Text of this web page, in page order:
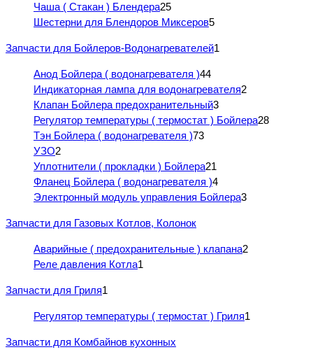
Чаша ( Стакан ) Блендера25
Шестерни для Блендоров Миксеров5
Запчасти для Бойлеров-Водонагревателей1
Анод Бойлера ( водонагревателя )44
Индикаторная лампа для водонагревателя2
Клапан Бойлера предохранительный3
Регулятор температуры ( термостат ) Бойлера28
Тэн Бойлера ( водонагревателя )73
УЗО2
Уплотнители ( прокладки ) Бойлера21
Фланец Бойлера ( водонагревателя )4
Электронный модуль управления Бойлера3
Запчасти для Газовых Котлов, Колонок
Аварийные ( предохранительные ) клапана2
Реле давления Котла1
Запчасти для Гриля1
Регулятор температуры ( термостат ) Гриля1
Запчасти для Комбайнов кухонных